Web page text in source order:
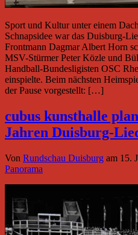
Sport und Kultur unter einem
Schnapsidee war das Duisburg-
Frontmann Dagmar Albert Horn
MSV-Stürmer Peter Közle und
Handball-Bundesligisten OSC
einspielte. Beim nächsten
der Pause vorgestellt: […]
cubus kunsthalle
Jahren Duisburg-
Von Rundschau Duisburg am 15.
Panorama